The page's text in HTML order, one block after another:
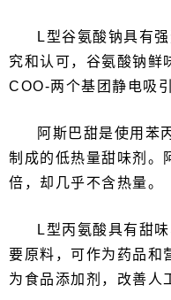
L型谷氨酸钠具有
究和认可，谷氨酸钠鲜
COO-两个基团静电吸
阿斯巴甜是使用苯
制成的低热量甜味剂。
倍，却几乎不含热量。
L型丙氨酸具有甜
要原料，可作为药品和
为食品添加剂，改善人